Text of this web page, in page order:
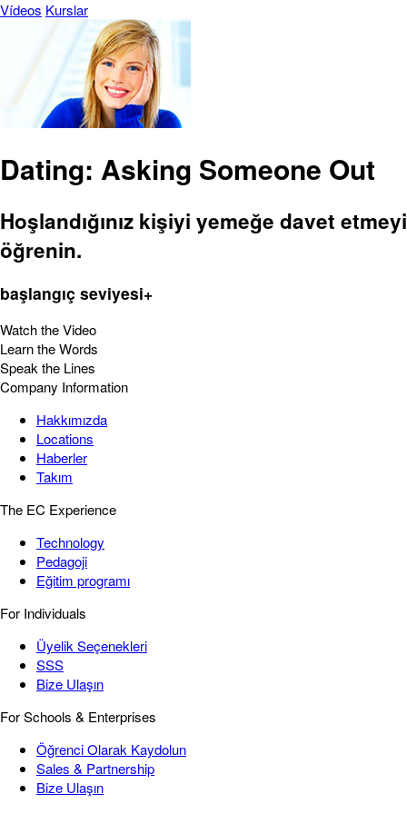
Vídeos Kurslar
Dating: Asking Someone Out
Hoşlandığınız kişiyi yemeğe davet etmeyi
öğrenin.
başlangıç seviyesi+
Watch the Video
Learn the Words
Speak the Lines
Company Information
Hakkımızda
Locations
Haberler
Takım
The EC Experience
Technology
Pedagoji
Eğitim programı
For Individuals
Üyelik Seçenekleri
SSS
Bize Ulaşın
For Schools & Enterprises
Öğrenci Olarak Kaydolun
Sales & Partnership
Bize Ulaşın